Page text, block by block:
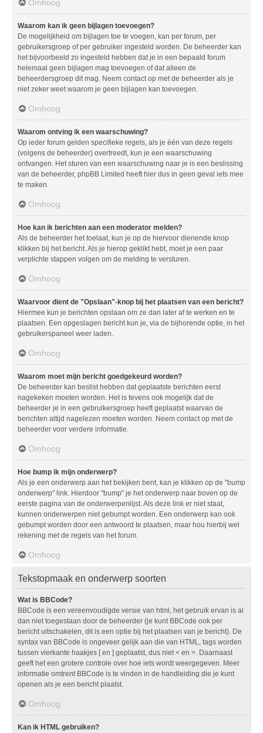
Omhoog
Waarom kan ik geen bijlagen toevoegen?
De mogelijkheid om bijlagen toe te voegen, kan per forum, per
gebruikersgroep of per gebruiker ingesteld worden. De beheerder kan
het bijvoorbeeld zo ingesteld hebben dat je in een bepaald forum
helemaal geen bijlagen mag toevoegen of dat alleen de
beheerdersgroep dit mag. Neem contact op met de beheerder als je
niet zeker weet waarom je geen bijlagen kan toevoegen.
Omhoog
Waarom ontving ik een waarschuwing?
Op ieder forum gelden specifieke regels, als je één van deze regels
(volgens de beheerder) overtreedt, kun je een waarschuwing
ontvangen. Het sturen van een waarschuwing naar je is een beslissing
van de beheerder, phpBB Limited heeft hier dus in geen geval iets mee
te maken.
Omhoog
Hoe kan ik berichten aan een moderator melden?
Als de beheerder het toelaat, kun je op de hiervoor dienende knop
klikken bij het bericht. Als je hierop geklikt hebt, moet je een paar
verplichte stappen volgen om de melding te versturen.
Omhoog
Waarvoor dient de "Opslaan"-knop bij het plaatsen van een bericht?
Hiermee kun je berichten opslaan om ze dan later af te werken en te
plaatsen. Een opgeslagen bericht kun je, via de bijhorende optie, in het
gebruikerspaneel weer laden.
Omhoog
Waarom moet mijn bericht goedgekeurd worden?
De beheerder kan beslist hebben dat geplaatste berichten eerst
nagekeken moeten worden. Het is tevens ook mogelijk dat de
beheerder je in een gebruikersgroep heeft geplaatst waarvan de
berichten altijd nagelezen moeten worden. Neem contact op met de
beheerder voor verdere informatie.
Omhoog
Hoe bump ik mijn onderwerp?
Als je een onderwerp aan het bekijken bent, kan je klikken op de "bump
onderwerp" link. Hierdoor "bump" je het onderwerp naar boven op de
eerste pagina van de onderwerpenlijst. Als deze link er niet staat,
kunnen onderwerpen niet gebumpt worden. Een onderwerp kan ook
gebumpt worden door een antwoord te plaatsen, maar hou hierbij wel
rekening met de regels van het forum.
Omhoog
Tekstopmaak en onderwerp soorten
Wat is BBCode?
BBCode is een vereenvoudigde versie van html, het gebruik ervan is al
dan niet toegestaan door de beheerder (je kunt BBCode ook per
bericht uitschakelen, dit is een optie bij het plaatsen van je bericht). De
syntax van BBCode is ongeveer gelijk aan die van HTML, tags worden
tussen vierkante haakjes [ en ] geplaatst, dus niet < en >. Daarnaast
geeft het een grotere controle over hoe iets wordt weergegeven. Meer
informatie omtrent BBCode is te vinden in de handleiding die je kunt
openen als je een bericht plaatst.
Omhoog
Kan ik HTML gebruiken?